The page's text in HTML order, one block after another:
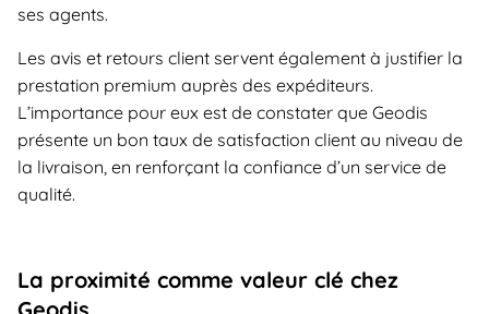
ses agents.
Les avis et retours client servent également à justifier la
prestation premium auprès des expéditeurs.
L’importance pour eux est de constater que Geodis
présente un bon taux de satisfaction client au niveau de
la livraison, en renforçant la confiance d’un service de
qualité.
La proximité comme valeur clé chez